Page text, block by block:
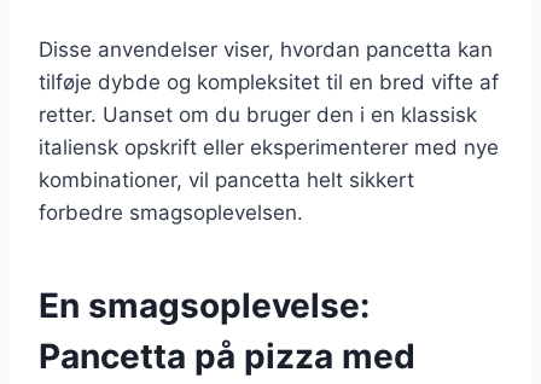
Disse anvendelser viser, hvordan pancetta kan
tilføje dybde og kompleksitet til en bred vifte af
retter. Uanset om du bruger den i en klassisk
italiensk opskrift eller eksperimenterer med nye
kombinationer, vil pancetta helt sikkert
forbedre smagsoplevelsen.
En smagsoplevelse:
Pancetta på pizza med